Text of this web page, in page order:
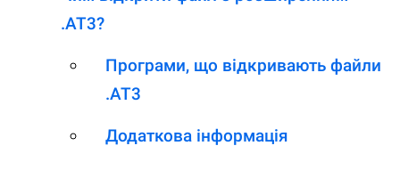
.AT3?
Програми, що відкривають файли
.AT3
Додаткова інформація